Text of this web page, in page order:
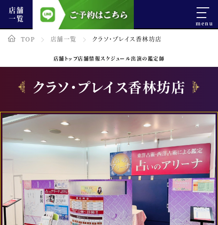
店舗
一覧
TOP 店舗一覧 クラソ・プレイス香林坊店
店舗トップ店舗情報スケジュール出演の鑑定師
クラソ・プレイス香林坊店